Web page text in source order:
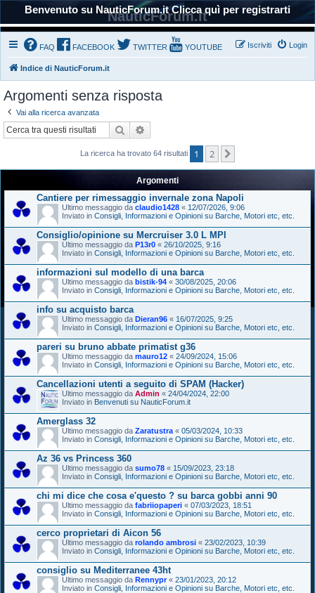
Benvenuto su NauticForum.it Clicca quì per registrarti
NauticForum.it
FAQ FACEBOOK TWITTER YOUTUBE Login
Iscriviti
Indice di NauticForum.it
Argomenti senza risposta
Vai alla ricerca avanzata
Cerca
La ricerca ha trovato 64 risultati 1 2
Argomenti
Cantiere per rimessaggio invernale zona Napoli
Ultimo messaggio da claudio1428 « 12/07/2026, 9:06
Inviato in Consigli, Informazioni e Opinioni su Barche, Motori etc, etc.
Consiglio/opinione su Mercruiser 3.0 L MPI
Ultimo messaggio da P13r0 « 26/10/2025, 9:16
Inviato in Consigli, Informazioni e Opinioni su Barche, Motori etc, etc.
informazioni sul modello di una barca
Ultimo messaggio da bistik-94 « 30/08/2025, 20:06
Inviato in Consigli, Informazioni e Opinioni su Barche, Motori etc, etc.
info su acquisto barca
Ultimo messaggio da Dieran96 « 16/07/2025, 9:25
Inviato in Consigli, Informazioni e Opinioni su Barche, Motori etc, etc.
pareri su bruno abbate primatist g36
Ultimo messaggio da mauro12 « 24/09/2024, 15:06
Inviato in Consigli, Informazioni e Opinioni su Barche, Motori etc, etc.
Cancellazioni utenti a seguito di SPAM (Hacker)
Ultimo messaggio da Admin « 24/04/2024, 22:00
Inviato in Benvenuti su NauticForum.it
Amerglass 32
Ultimo messaggio da Zaratustra « 05/03/2024, 10:33
Inviato in Consigli, Informazioni e Opinioni su Barche, Motori etc, etc.
Az 36 vs Princess 360
Ultimo messaggio da sumo78 « 15/09/2023, 23:18
Inviato in Consigli, Informazioni e Opinioni su Barche, Motori etc, etc.
chi mi dice che cosa e'questo ? su barca gobbi anni 90
Ultimo messaggio da fabriiopaperi « 07/03/2023, 18:51
Inviato in Consigli, Informazioni e Opinioni su Barche, Motori etc, etc.
cerco proprietari di Aicon 56
Ultimo messaggio da rolando ambrosi « 23/02/2023, 10:39
Inviato in Consigli, Informazioni e Opinioni su Barche, Motori etc, etc.
consiglio su Mediterranee 43ht
Ultimo messaggio da Rennypr« 23/01/2023, 20:12
Inviato in Consigli, Informazioni e Opinioni su Barche, Motori etc, etc.